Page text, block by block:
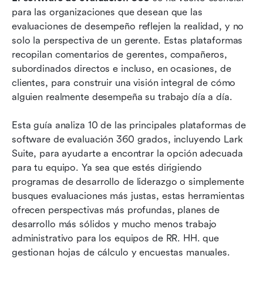
para las organizaciones que desean que las
evaluaciones de desempeño reflejen la realidad, y no
solo la perspectiva de un gerente. Estas plataformas
recopilan comentarios de gerentes, compañeros,
subordinados directos e incluso, en ocasiones, de
clientes, para construir una visión integral de cómo
alguien realmente desempeña su trabajo día a día.
Esta guía analiza 10 de las principales plataformas de
software de evaluación 360 grados, incluyendo Lark
Suite, para ayudarte a encontrar la opción adecuada
para tu equipo. Ya sea que estés dirigiendo
programas de desarrollo de liderazgo o simplemente
busques evaluaciones más justas, estas herramientas
ofrecen perspectivas más profundas, planes de
desarrollo más sólidos y mucho menos trabajo
administrativo para los equipos de RR. HH. que
gestionan hojas de cálculo y encuestas manuales.
evaluación de revisión 360
10 mejores software de evaluación 360
Cómo elegir el software de evaluación de 360
grados adecuado para su organización
Mejores prácticas para ejecutar programas de
evaluación de desempeño 360
Conclusión
Preguntas frecuentes
Lectura relacionada